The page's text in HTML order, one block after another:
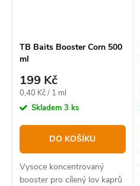
TB Baits Booster Corn 500
ml
199 Kč
Měrná
cena:
0,40 Kč / 1 ml
Skladem 3 ks
DO KOŠÍKU
Vysoce koncentrovaný
booster pro cílený lov kaprů